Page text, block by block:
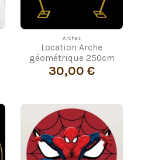
Arches
Location Arche
géométrique 250cm
30,00 €